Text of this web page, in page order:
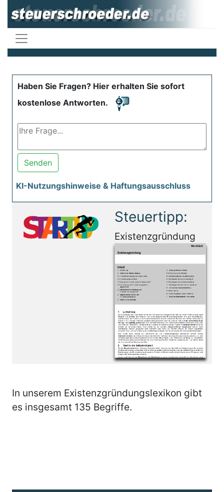
Haben Sie Fragen? Hier erhalten Sie sofort
kostenlose Antworten.
Senden
KI-Nutzungshinweise & Haftungsausschluss
Steuertipp:
Existenzgründung
In unserem Existenzgründungslexikon gibt
es insgesamt 135 Begriffe.